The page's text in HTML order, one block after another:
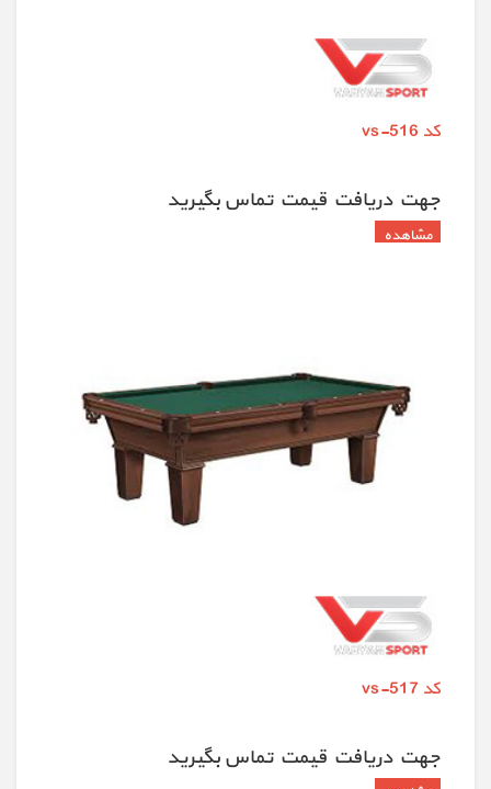
کد vs-516
جهت دريافت قيمت تماس بگيريد
کد vs-517
جهت دريافت قيمت تماس بگيريد